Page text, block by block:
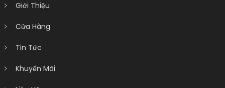
Giới Thiệu
Cửa Hàng
Tin Tức
Khuyến Mãi